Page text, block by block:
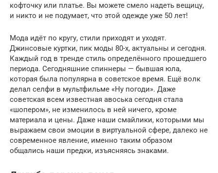
кофточку или платье. Вы можете смело надеть вещицу,
и никто и не подумает, что этой одежде уже 50 лет!
Мода идёт по кругу, стили приходят и уходят.
Джинсовые куртки, пик моды 80-х, актуальны и сегодня.
Каждый год в тренде стиль определённого прошедшего
периода. Сегодняшние спиннеры — бывшая юла,
которая была популярна в советское время. Ещё волк
делал селфи в мультфильме «Ну погоди». Даже
советская всем известная авоська сегодня стала
«шопером», не изменилось в ней ничего, кроме
материала и цены. Даже наши смайлики, которыми мы
выражаем свои эмоции в виртуальной сфере, далеко не
современное явление, именно таким образом
общались наши предки, изъясняясь знаками.